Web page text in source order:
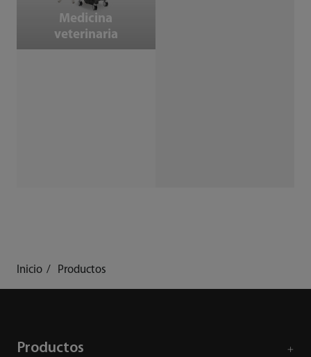
Medicina
veterinaria
Inicio Productos
Productos